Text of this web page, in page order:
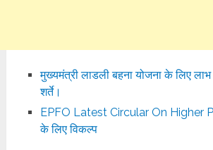
मुख्यमंत्री लाडली बहना योजना के लिए
शर्ते।
EPFO Latest Circular On Higher
के लिए विकल्प